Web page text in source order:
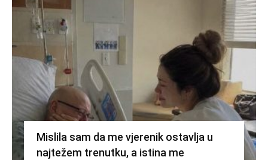
Mislila sam da me vjerenik ostavlja u
najtežem trenutku, a istina me